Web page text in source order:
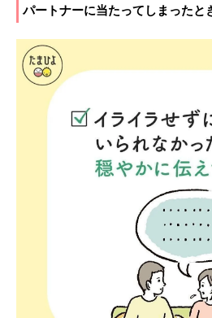
パートナーに当たってしまったと